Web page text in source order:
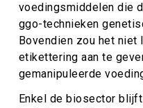
voedingsmiddelen die
ggo-technieken
Bovendien zou het niet
etikettering aan te
gemanipuleerde
Enkel de biosector